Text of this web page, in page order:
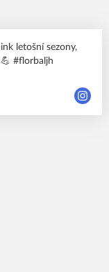
letošní sezony,
#florbaljh